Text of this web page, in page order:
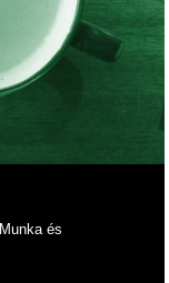
Munka és